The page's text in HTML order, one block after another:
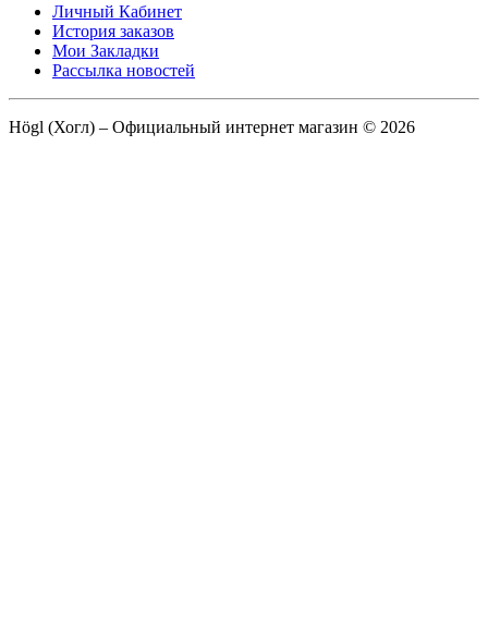
Личный Кабинет
История заказов
Мои Закладки
Рассылка новостей
Högl (Хогл) – Официальный интернет магазин © 2026